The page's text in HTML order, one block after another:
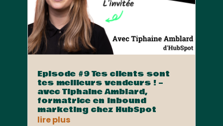
Episode #9 Tes clients sont
tes meilleurs vendeurs ! –
avec Tiphaine Amblard,
formatrice en Inbound
marketing chez HubSpot
lire plus